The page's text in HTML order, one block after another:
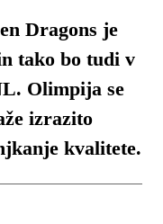
Dragons je
tako bo tudi v
Olimpija se
izrazito
kvalitete.